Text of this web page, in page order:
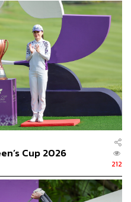
AUTHOR
วิชชประภา
คอลัมนิสต์ และบรรณาธิการ ผู้
วามตื่นเต้นของกีฬาและความ
านหนังสือเงียบๆ
Cup 2026
212